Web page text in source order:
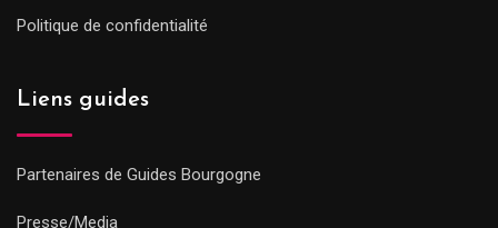
Politique de confidentialité
Liens guides
Partenaires de Guides Bourgogne
Presse/Media